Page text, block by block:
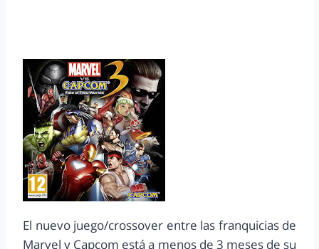
El nuevo juego/crossover entre las franquicias de
Marvel y Capcom está a menos de 3 meses de su